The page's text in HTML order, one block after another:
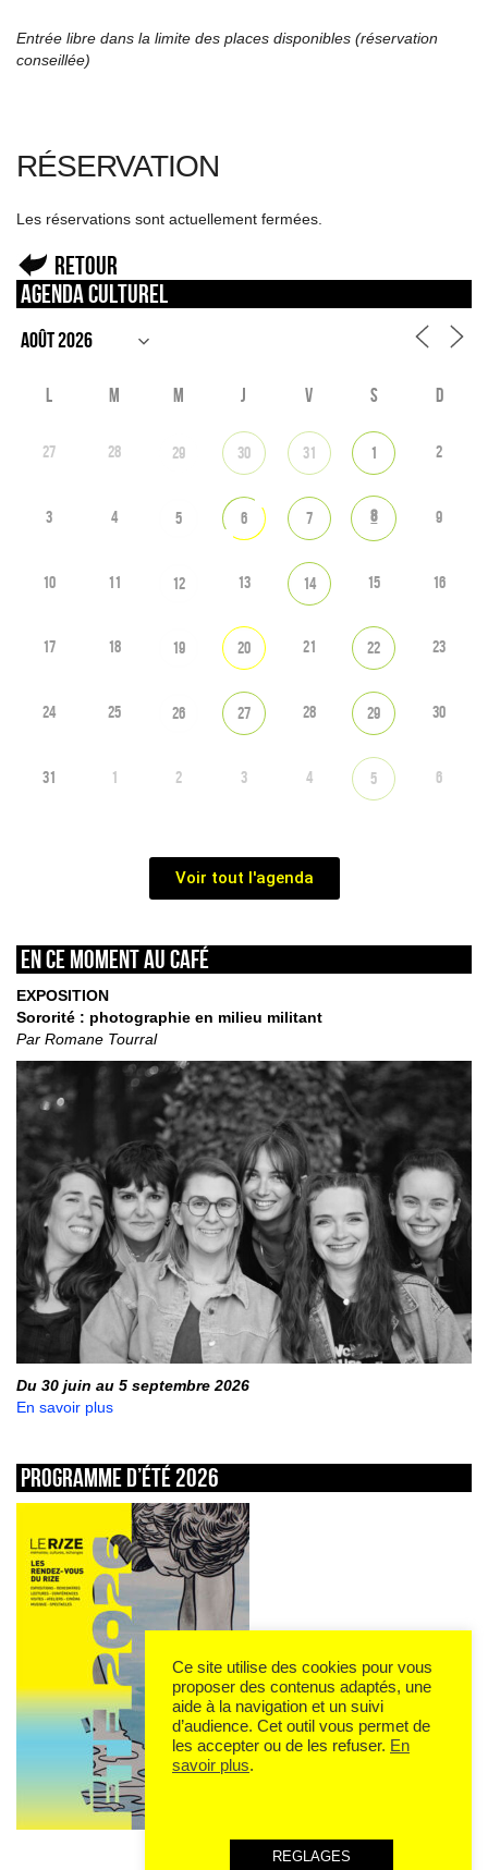
Entrée libre dans la limite des places disponibles (réservation
conseillée)
RÉSERVATION
Les réservations sont actuellement fermées.
Retour
Agenda culturel
L M M J V S D
27 28 29 30 31 1 2
3 4 5 6 7 8 9
10 11 12 13 14 15 16
17 18 19 20 21 22 23
24 25 26 27 28 29 30
31 1 2 3 4 5 6
Voir tout l'agenda
En ce moment au café
EXPOSITION
Sororité : photographie en milieu militant
Par Romane Tourral
Du 30 juin au 5 septembre 2026
En savoir plus
Programme d’été 2026
Ce site utilise des cookies pour vous
proposer des contenus adaptés, une
aide à la navigation et un suivi
d’audience. Cet outil vous permet de
les accepter ou de les refuser. En
savoir plus.
REGLAGES